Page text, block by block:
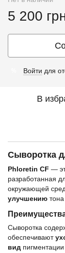
5 200
Войти для
В
Сыворотка
Phloretin CF —
разработанная
окружающей
улучшению
Сыворотка
обеспечивают
вид